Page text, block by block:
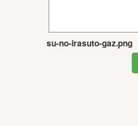
su-no-irasuto-gaz.png